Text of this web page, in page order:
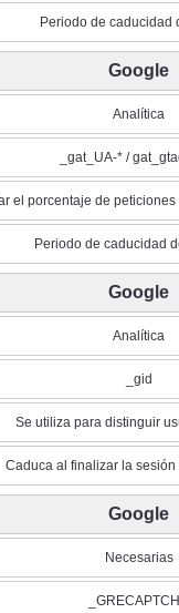
Periodo de caducidad
Google
Analítica
_gat_UA-* /
el porcentaje de
Periodo de caducidad
Google
Analítica
_gid
Se utiliza para distinguir
Caduca al finalizar la
Google
Necesarias